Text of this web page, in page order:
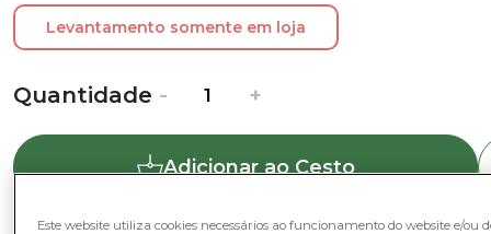
Levantamento somente em loja
Quantidade
Quantidade
Substrato
Universal
20L
- +
Adicionar ao Cesto
Este website utiliza cookies necessários ao funcionamento do website e/ou